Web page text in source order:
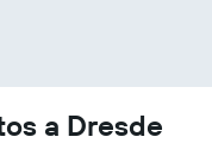
a Dresde